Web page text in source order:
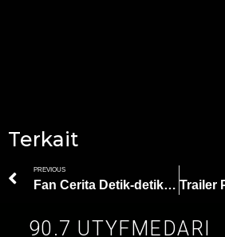
Terkait
PREVIOUS
Fan Cerita Detik-detik Dipeluk Harry Styles di Panggung Grammy 2023
90.7 UTYFMEDARI